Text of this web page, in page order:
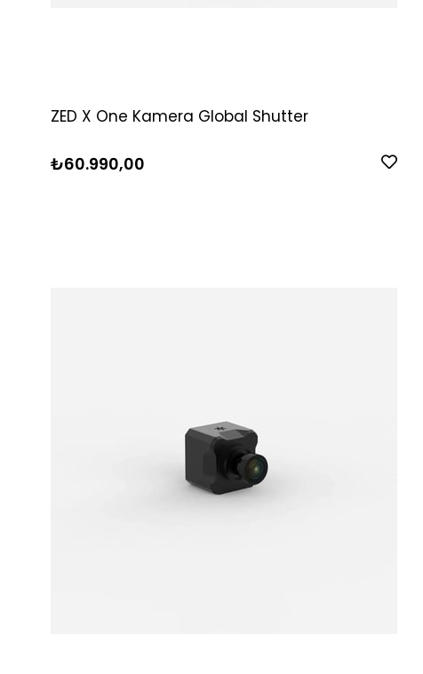
ZED X One Kamera Global Shutter
₺60.990,00